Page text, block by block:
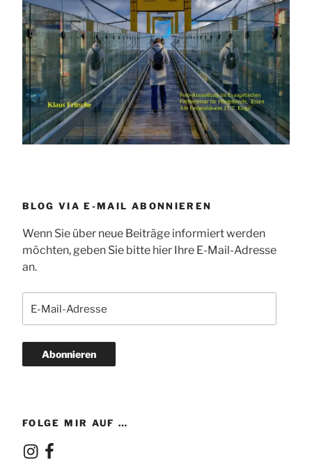
BLOG VIA E-MAIL ABONNIEREN
Wenn Sie über neue Beiträge informiert werden
möchten, geben Sie bitte hier Ihre E-Mail-Adresse
an.
Mail-
Abonnieren
FOLGE MIR AUF …
Instagram
Facebook